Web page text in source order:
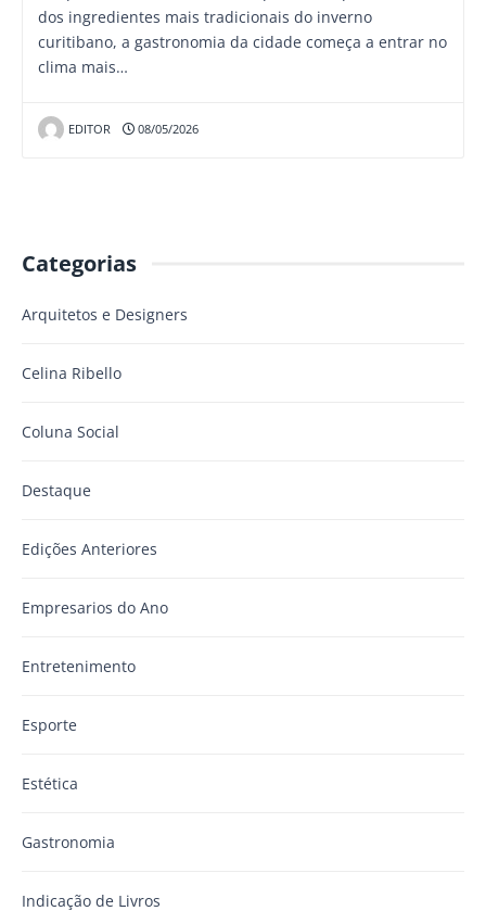
dos ingredientes mais tradicionais do inverno
curitibano, a gastronomia da cidade começa a entrar no
clima mais…
EDITOR 08/05/2026
Categorias
Arquitetos e Designers
Celina Ribello
Coluna Social
Destaque
Edições Anteriores
Empresarios do Ano
Entretenimento
Esporte
Estética
Gastronomia
Indicação de Livros